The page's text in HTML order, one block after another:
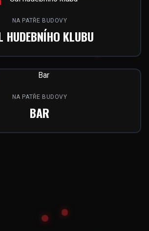
NA PATŘE BUDOVY
HUDEBNÍHO KLUBU
NA PATŘE BUDOVY
BAR